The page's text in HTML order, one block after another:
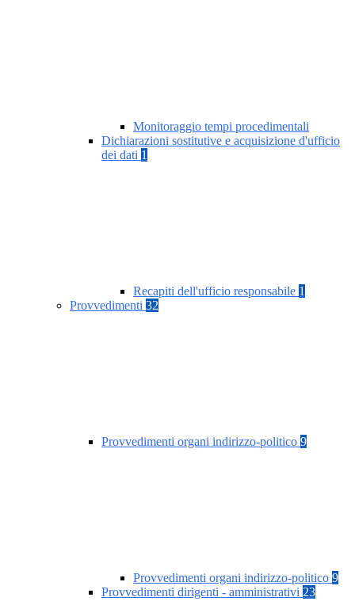
Monitoraggio tempi procedimentali
Dichiarazioni sostitutive e acquisizione d'ufficio
dei dati 1
Recapiti dell'ufficio responsabile 1
Provvedimenti 32
Provvedimenti organi indirizzo-politico 9
Provvedimenti organi indirizzo-politico 9
Provvedimenti dirigenti - amministrativi 23